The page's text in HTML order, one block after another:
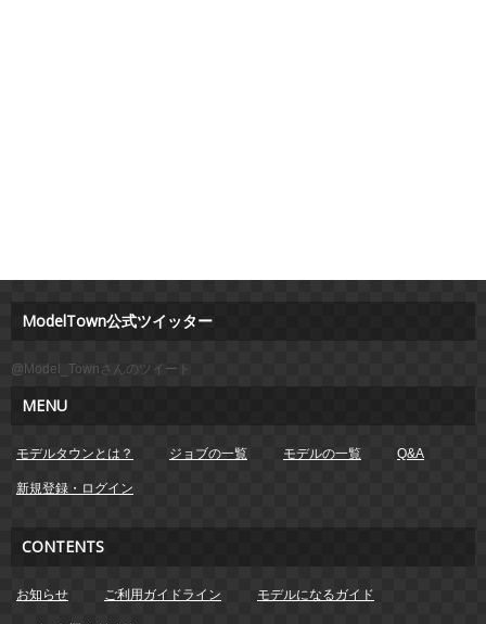
ModelTown公式ツイッター
@Model_Townさんのツイート
MENU
モデルタウンとは？ ジョブの一覧 モデルの一覧 Q&A
新規登録・ログイン
CONTENTS
お知らせ ご利用ガイドライン モデルになるガイド